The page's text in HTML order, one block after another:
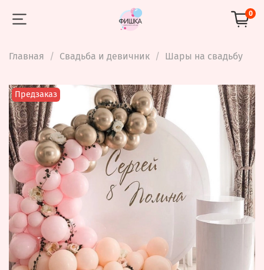
0
Главная Свадьба и девичник Шары на свадьбу
Предзаказ